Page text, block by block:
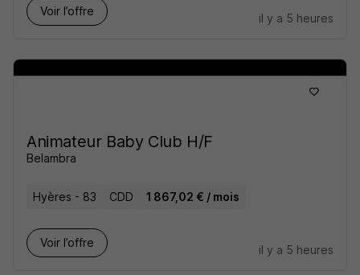
Voir l’offre
il y a 5 heures
Animateur Baby Club H/F
Belambra
Hyères - 83 CDD 1 867,02 € / mois
Voir l’offre
il y a 5 heures